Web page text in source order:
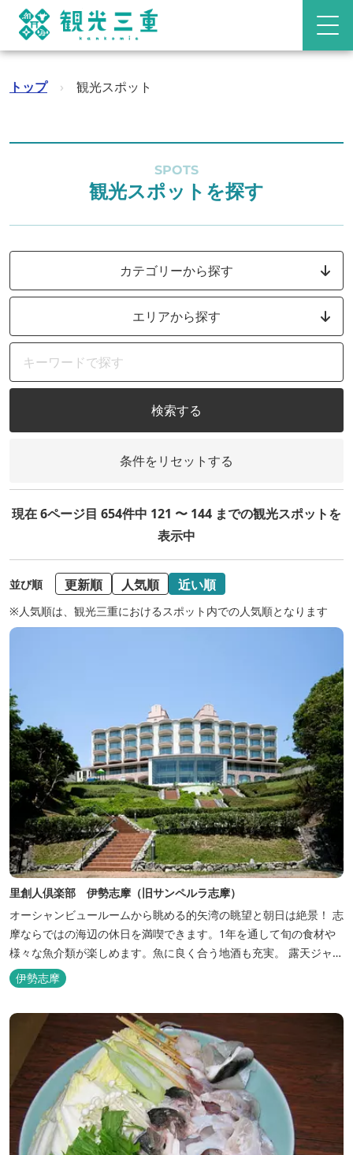
トップ › 観光スポット
SPOTS
観光スポットを探す
カテゴリーから探す
エリアから探す
検索する
条件をリセットする
現在 6ページ目 654件中 121 〜 144 までの観光スポットを
表示中
並び順 更新順 人気順 近い順
※人気順は、観光三重におけるスポット内での人気順となります
里創人倶楽部 伊勢志摩（旧サンペルラ志摩）
オーシャンビュールームから眺める的矢湾の眺望と朝日は絶景！ 志
摩ならではの海辺の休日を満喫できます。1年を通して旬の食材や
様々な魚介類が楽しめます。魚に良く合う地酒も充実。 露天ジャク
ジーや、本格エステがあるのも女性には嬉しい！ 最高級のリゾート
ホテル「里創人倶楽部 伊勢志摩」にぜひお越しください。
伊勢志摩